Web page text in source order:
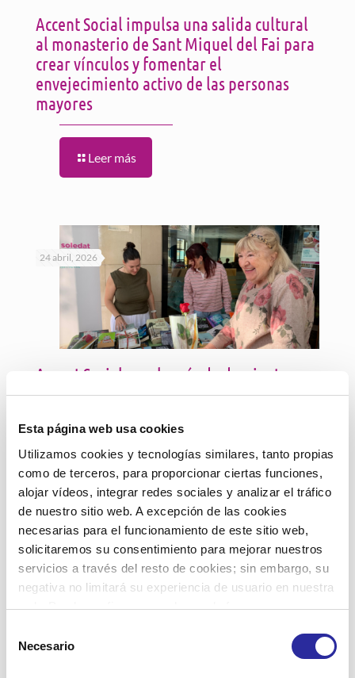
Esta página web usa cookies
Utilizamos cookies y tecnologías similares, tanto propias
como de terceros, para proporcionar ciertas funciones,
alojar vídeos, integrar redes sociales y analizar el tráfico
de nuestro sitio web. A excepción de las cookies
necesarias para el funcionamiento de este sitio web,
solicitaremos su consentimiento para mejorar nuestros
servicios a través del resto de cookies; sin embargo, su
negativa no limitará su experiencia de usuario en nuestra
web. Puede configurar o rechazar de forma
más información, puede consultar nuestra
Política de
Necesario
Accent Social impulsa una salida cultural
al monasterio de Sant Miquel del Fai para
crear vínculos y fomentar el
envejecimiento activo de las personas
mayores
Leer más
24 abril, 2026
Accent Social regala más de doscientos
libros contra la soledad a personas
Jordi
Leer más
11 marzo, 2026